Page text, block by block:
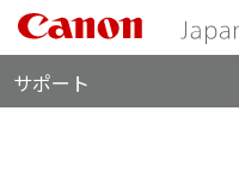
サポート